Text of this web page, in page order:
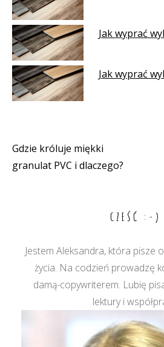
Jak wyprać
Jak wyprać
Nawigacja
Gdzie króluje miękki
granulat PVC i dlaczego?
CZEŚĆ :-)
Jestem Aleksandra, która pisze
życia. Na codzień prowadzę
damą-copywriterem. Lubię
lektury i